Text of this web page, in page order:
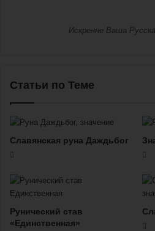
Искренне Ваша
Статьи по Теме
Славянская руна Даждьбог
Рунический став
«Единственная»